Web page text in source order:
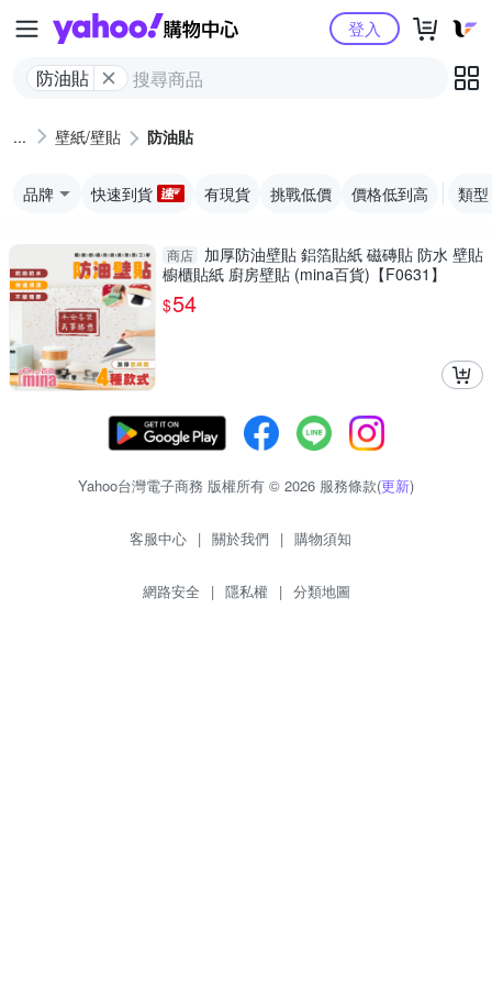
Yahoo購物中心
防油貼
登入
壁紙/壁貼 防油貼
品牌 快速到貨 有現貨 挑戰低價 價格低到高 類型
商店
加厚防油壁貼 鋁箔貼紙 磁磚貼 防水 壁貼
櫥櫃貼紙 廚房壁貼 (mina百貨)【F0631】
$54
Yahoo台灣電子商務 版權所有 © 2026 服務條款(更新)
客服中心 | 關於我們 | 購物須知
網路安全 | 隱私權 | 分類地圖